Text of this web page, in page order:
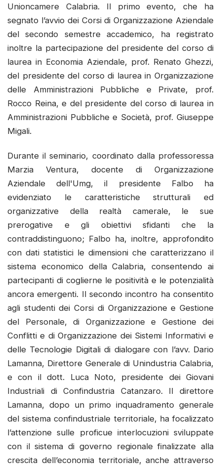
Unioncamere Calabria. Il primo evento, che ha
segnato l’avvio dei Corsi di Organizzazione Aziendale
del secondo semestre accademico, ha registrato
inoltre la partecipazione del presidente del corso di
laurea in Economia Aziendale, prof. Renato Ghezzi,
del presidente del corso di laurea in Organizzazione
delle Amministrazioni Pubbliche e Private, prof.
Rocco Reina, e del presidente del corso di laurea in
Amministrazioni Pubbliche e Società, prof. Giuseppe
Migali.
Durante il seminario, coordinato dalla professoressa
Marzia Ventura, docente di Organizzazione
Aziendale dell'Umg, il presidente Falbo ha
evidenziato le caratteristiche strutturali ed
organizzative della realtà camerale, le sue
prerogative e gli obiettivi sfidanti che la
contraddistinguono; Falbo ha, inoltre, approfondito
con dati statistici le dimensioni che caratterizzano il
sistema economico della Calabria, consentendo ai
partecipanti di coglierne le positività e le potenzialità
ancora emergenti. Il secondo incontro ha consentito
agli studenti dei Corsi di Organizzazione e Gestione
del Personale, di Organizzazione e Gestione dei
Conflitti e di Organizzazione dei Sistemi Informativi e
delle Tecnologie Digitali di dialogare con l’avv. Dario
Lamanna, Direttore Generale di Unindustria Calabria,
e con il dott. Luca Noto, presidente dei Giovani
Industriali di Confindustria Catanzaro. Il direttore
Lamanna, dopo un primo inquadramento generale
del sistema confindustriale territoriale, ha focalizzato
l’attenzione sulle proficue interlocuzioni sviluppate
con il sistema di governo regionale finalizzate alla
crescita dell’economia territoriale, anche attraverso